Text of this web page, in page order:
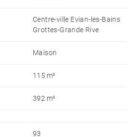
Centre-ville Evian-les-Bains
Grottes-Grande Rive
Maison
115 m²
392 m²
93